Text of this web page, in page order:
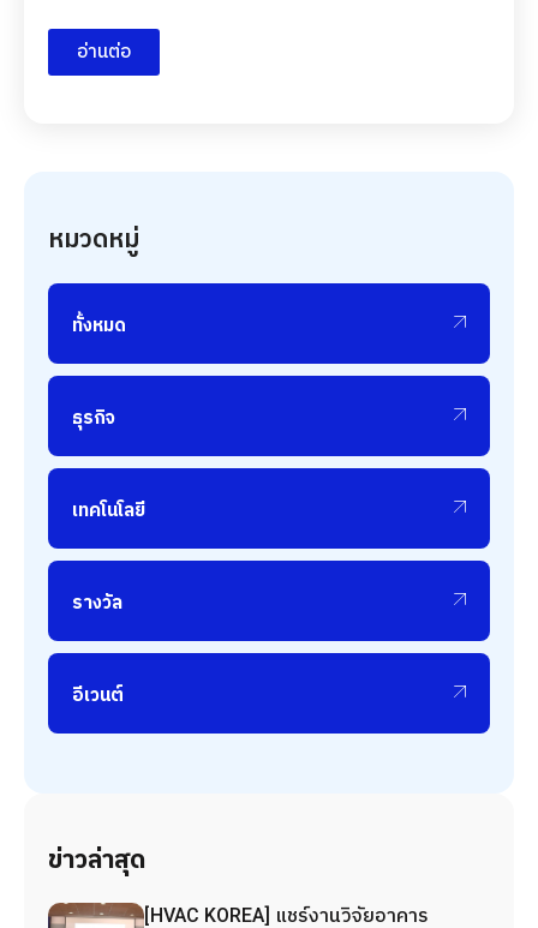
อ่านต่อ
หมวดหมู่
ทั้งหมด
ธุรกิจ
เทคโนโลยี
รางวัล
อีเวนต์
ข่าวล่าสุด
[HVAC KOREA] แชร์งานวิจัยอาคาร